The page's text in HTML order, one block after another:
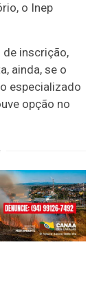
o Inep
inscrição,
ainda, se o
especializado
opção no